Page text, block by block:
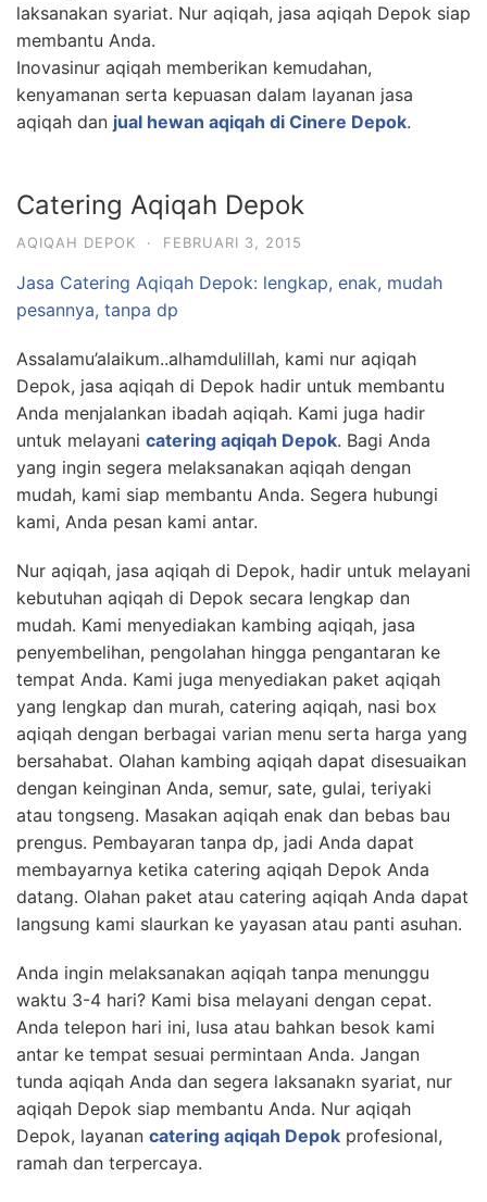
laksanakan syariat. Nur aqiqah, jasa aqiqah Depok siap
membantu Anda.
Inovasinur aqiqah memberikan kemudahan,
kenyamanan serta kepuasan dalam layanan jasa
aqiqah dan jual hewan aqiqah di Cinere Depok.
Catering Aqiqah Depok
AQIQAH DEPOK · FEBRUARI 3, 2015
Jasa Catering Aqiqah Depok: lengkap, enak, mudah
pesannya, tanpa dp
Assalamu’alaikum..alhamdulillah, kami nur aqiqah
Depok, jasa aqiqah di Depok hadir untuk membantu
Anda menjalankan ibadah aqiqah. Kami juga hadir
untuk melayani catering aqiqah Depok. Bagi Anda
yang ingin segera melaksanakan aqiqah dengan
mudah, kami siap membantu Anda. Segera hubungi
kami, Anda pesan kami antar.
Nur aqiqah, jasa aqiqah di Depok, hadir untuk melayani
kebutuhan aqiqah di Depok secara lengkap dan
mudah. Kami menyediakan kambing aqiqah, jasa
penyembelihan, pengolahan hingga pengantaran ke
tempat Anda. Kami juga menyediakan paket aqiqah
yang lengkap dan murah, catering aqiqah, nasi box
aqiqah dengan berbagai varian menu serta harga yang
bersahabat. Olahan kambing aqiqah dapat disesuaikan
dengan keinginan Anda, semur, sate, gulai, teriyaki
atau tongseng. Masakan aqiqah enak dan bebas bau
prengus. Pembayaran tanpa dp, jadi Anda dapat
membayarnya ketika catering aqiqah Depok Anda
datang. Olahan paket atau catering aqiqah Anda dapat
langsung kami slaurkan ke yayasan atau panti asuhan.
Anda ingin melaksanakan aqiqah tanpa menunggu
waktu 3-4 hari? Kami bisa melayani dengan cepat.
Anda telepon hari ini, lusa atau bahkan besok kami
antar ke tempat sesuai permintaan Anda. Jangan
tunda aqiqah Anda dan segera laksanakn syariat, nur
aqiqah Depok siap membantu Anda. Nur aqiqah
Depok, layanan catering aqiqah Depok profesional,
ramah dan terpercaya.